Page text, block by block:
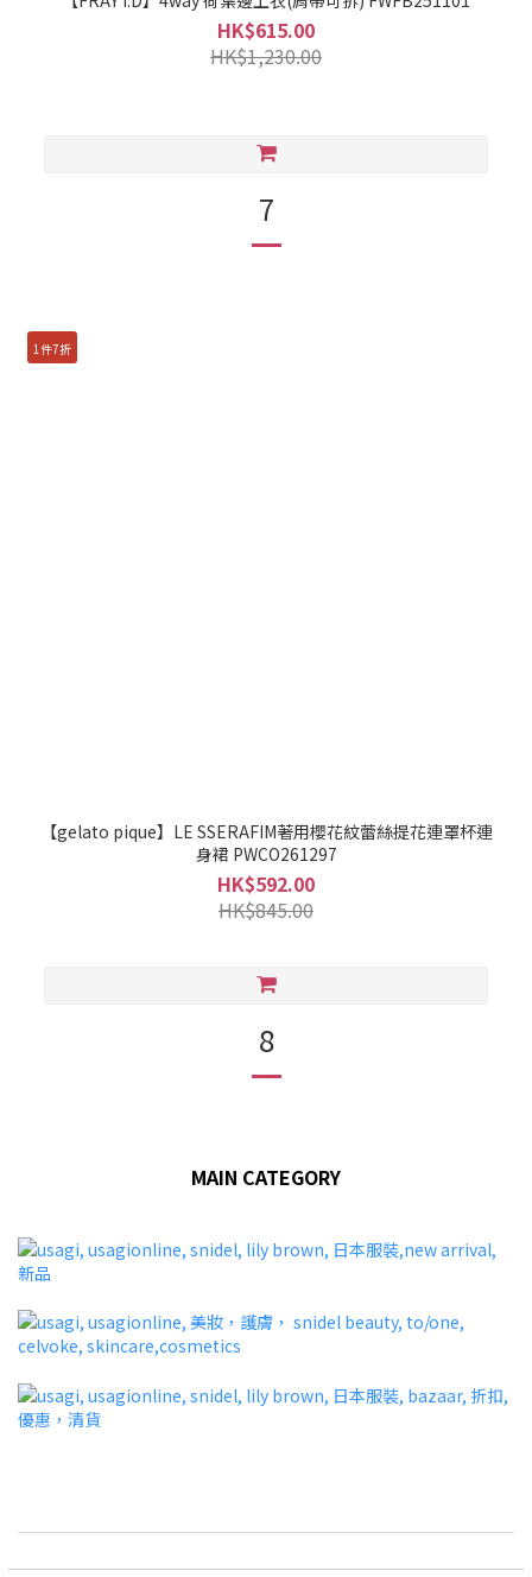
HK$615.00
HK$1,230.00
7
1件7折
【gelato pique】LE SSERAFIM著用櫻花紋蕾絲提花連罩杯連
身裙 PWCO261297
HK$592.00
HK$845.00
8
MAIN CATEGORY